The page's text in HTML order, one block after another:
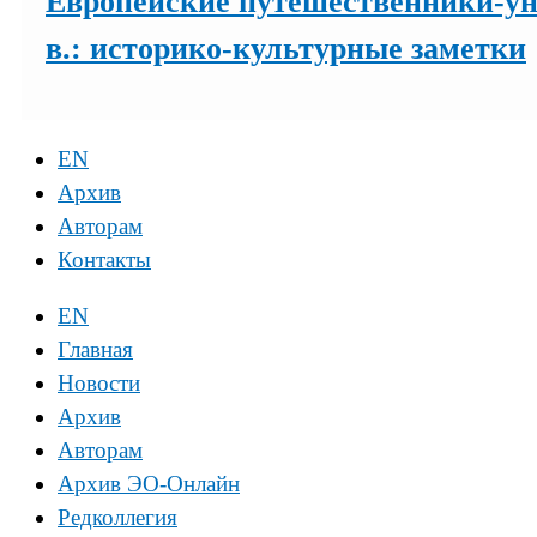
в.: историко-культурные заметки
EN
Архив
Авторам
Контакты
EN
Главная
Новости
Архив
Авторам
Архив ЭО-Онлайн
Редколлегия